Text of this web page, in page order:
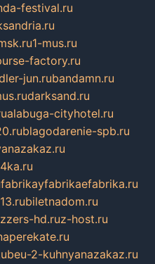
festival.ru
1-mus.ru
factory.ru
jun.rubandamn.ru
darksand.ru
alabuga-cityhotel.ru
blagodarenie-spb.ru
fabrikayfabrikaefabrika.ru
biletnadom.ru
hd.ruz-host.ru
2-kuhnyanazakaz.ru